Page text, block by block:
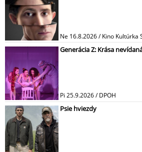
Ne 16.8.2026 / Kino Kultúrka
Generácia Z: Krása
Pi 25.9.2026 / DPOH
Psie hviezdy